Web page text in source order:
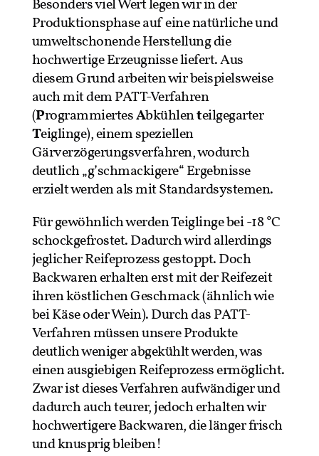
Besonders viel Wert legen wir in der
Produktionsphase auf eine natürliche und
umweltschonende Herstellung die
hochwertige Erzeugnisse liefert. Aus
diesem Grund arbeiten wir beispielsweise
auch mit dem PATT-Verfahren
(ProgrammiertesAbkühlenteilgegarter
Teiglinge), einem speziellen
Gärverzögerungsverfahren, wodurch
deutlich „g’schmackigere“ Ergebnisse
erzielt werden als mit Standardsystemen.
Für gewöhnlich werden Teiglinge bei -18 °C
schockgefrostet. Dadurch wird allerdings
jeglicher Reifeprozess gestoppt. Doch
Backwaren erhalten erst mit der Reifezeit
ihren köstlichen Geschmack (ähnlich wie
bei Käse oder Wein). Durch das PATT-
Verfahren müssen unsere Produkte
deutlich weniger abgekühlt werden, was
einen ausgiebigen Reifeprozess ermöglicht.
Zwar ist dieses Verfahren aufwändiger und
dadurch auch teurer, jedoch erhalten wir
hochwertigere Backwaren, die länger frisch
und knusprig bleiben!